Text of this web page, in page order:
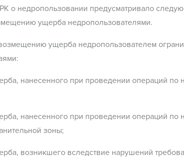
РК о недропользовании предусматривало
ущерба недропользователями.
ущерба недропользователем
нанесенного при проведении операций по
нанесенного при проведении операций по
зоны;
возникшего вследствие нарушений